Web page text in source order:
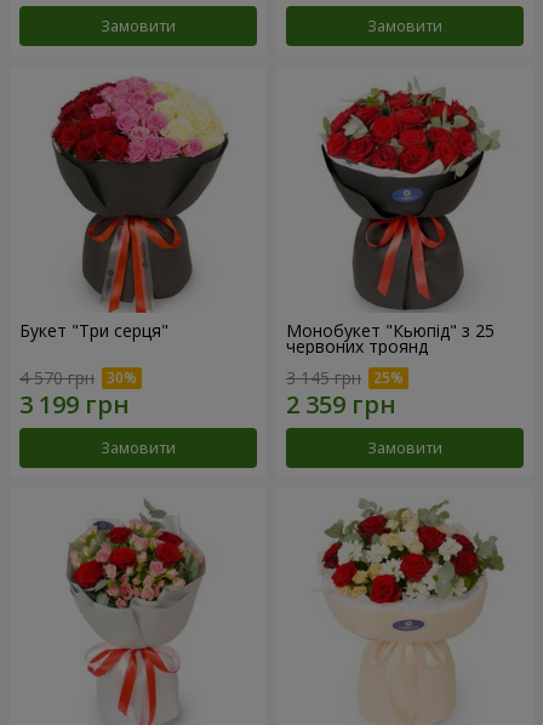
Замовити Замовити
Букет "Три серця"
4 570 грн
Замовити
Монобукет "Кьюпід" з 25
червоних троянд
3 145 грн
Замовити